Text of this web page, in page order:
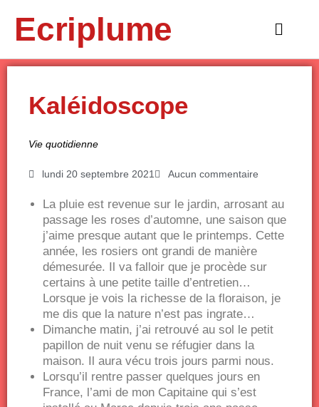
contenuEcriplume
Main
Kaléidoscope
Vie quotidienne
lundi 20 septembre 2021 Aucun commentaire
La pluie est revenue sur le jardin, arrosant au
passage les roses d’automne, une saison que
j’aime presque autant que le printemps. Cette
année, les rosiers ont grandi de manière
démesurée. Il va falloir que je procède sur
certains à une petite taille d’entretien…
Lorsque je vois la richesse de la floraison, je
me dis que la nature n’est pas ingrate…
Dimanche matin, j’ai retrouvé au sol le petit
papillon de nuit venu se réfugier dans la
maison. Il aura vécu trois jours parmi nous.
Lorsqu’il rentre passer quelques jours en
France, l’ami de mon Capitaine qui s’est